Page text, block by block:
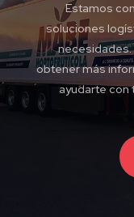
Estamos
soluciones
necesidades.
obtener más
ayudarte con